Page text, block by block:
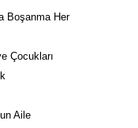
Boşanma Her
Çocukları
Aile